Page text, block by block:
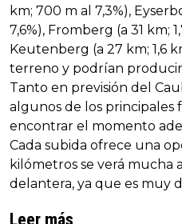
km; 700 m al 7,3%),
7,6%), Fromberg (a 31 km;
Keutenberg (a 27 km; 1,6
terreno y podrían
Tanto en previsión del
algunos de los principales
encontrar el momento
Cada subida ofrece una
kilómetros se verá mucha
delantera, ya que es muy
Leer más